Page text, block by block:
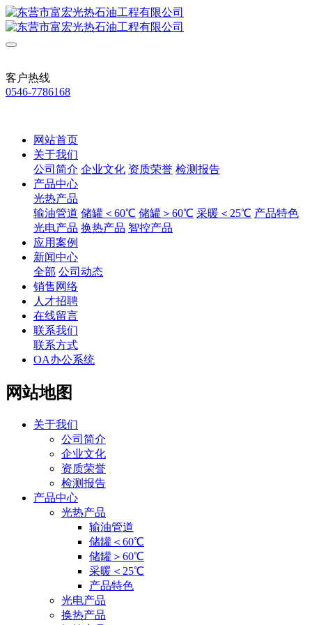
客户热线
0546-7786168
网站首页
关于我们
公司简介 企业文化 资质荣誉 检测报告
产品中心
光热产品
输油管道 储罐＜60℃ 储罐＞60℃ 采暖＜25℃ 产品特色
光电产品 换热产品 智控产品
应用案例
新闻中心
全部 公司动态
销售网络
人才招聘
在线留言
联系我们
联系方式
OA办公系统
网站地图
关于我们
公司简介
企业文化
资质荣誉
检测报告
产品中心
光热产品
输油管道
储罐＜60℃
储罐＞60℃
采暖＜25℃
产品特色
光电产品
换热产品